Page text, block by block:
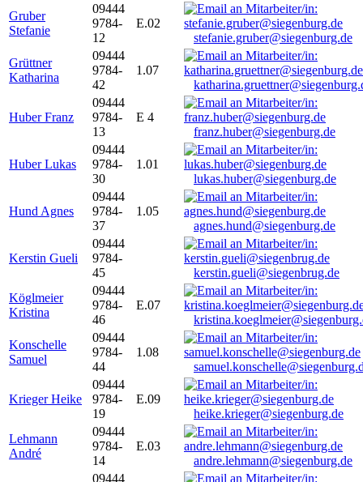
Gruber
Stefanie
09444
9784-
12
E.02
stefanie.gruber@siegenburg.de
Grüttner
Katharina
09444
9784-
42
1.07
Huber Franz
09444
9784-
13
E 4
franz.huber@siegenburg.de
Huber Lukas
09444
9784-
30
1.01
lukas.huber@siegenburg.de
Hund Agnes
09444
9784-
37
1.05
agnes.hund@siegenburg.de
Kerstin Gueli
09444
9784-
45
kerstin.gueli@siegenbrug.de
Köglmeier
Kristina
09444
9784-
46
E.07
Konschelle
Samuel
09444
9784-
44
1.08
Krieger Heike
09444
9784-
19
E.09
heike.krieger@siegenburg.de
Lehmann
André
09444
9784-
14
E.03
andre.lehmann@siegenburg.de
09444